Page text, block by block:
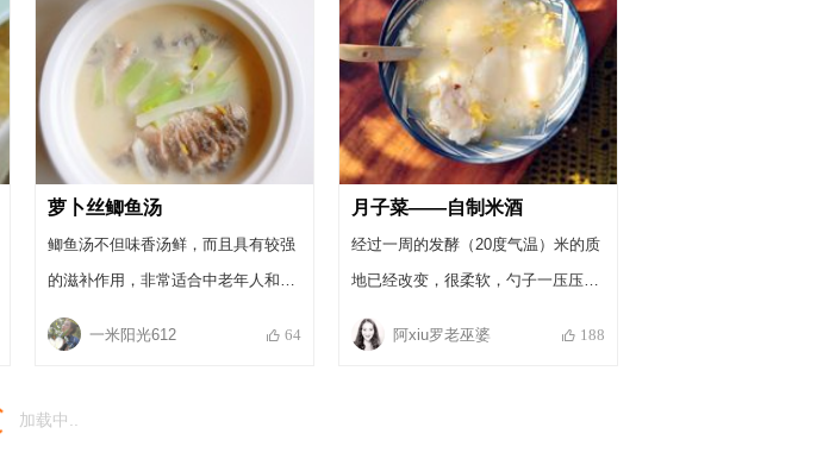
索B2、烟酸及淀粉等，营养丰富，为
温补强壮食品;具有补中益气，健脾养
胃，止虚汗之功效，对脾胃虚寒，食
欲不佳，腹胀腹泻有一定缓解作用;糯
米有收涩作用，对尿频，盗汗有较好
的食疗效果。 山药具有滋养强壮，助
消化，敛虚汗，止泻之功效，主治脾
虚腹泻、肺虚咳嗽、糖尿病消渴、小
的慢性肠炎。（功效来源网络）
萝卜丝鲫鱼汤
鲫鱼汤不但味香汤鲜，而且具有较强
的滋补作用，非常适合中老年人和病
后虚弱者食用，也特别适合产妇食
用。
一米阳光612 64
月子菜——自制米酒
经过一周的发酵（20度气温）米的质
地已经改变，很柔软，勺子一压压出
米酒浆，米粒直接也疏松，罐子里飘
着醉人的香味。非产妇的就可以直接
阿xiu罗老巫婆 188
加载中..